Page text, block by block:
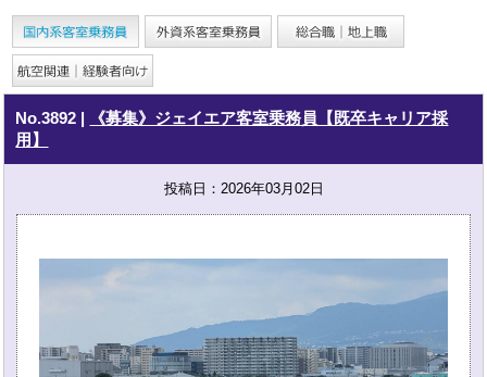
No.3892 |
《募集》ジェイエア客室乗務員【既卒キャリア採
用】
投稿日：2026年03月02日